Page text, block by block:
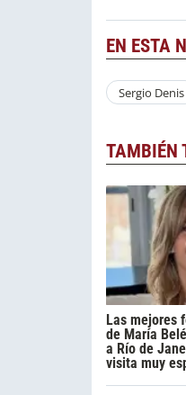
EN ESTA
Sergio Denis
TAMBIÉN
Las mejores
de María
a Río de
visita muy